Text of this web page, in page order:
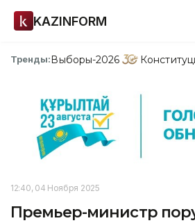
KAZINFORM
Тренды:Выборы-2026
12:40, 04 Ноября 2025
Премьер-министр